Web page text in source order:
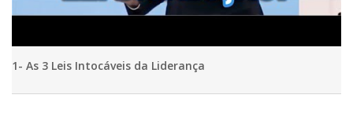
1- As 3 Leis Intocáveis da Liderança